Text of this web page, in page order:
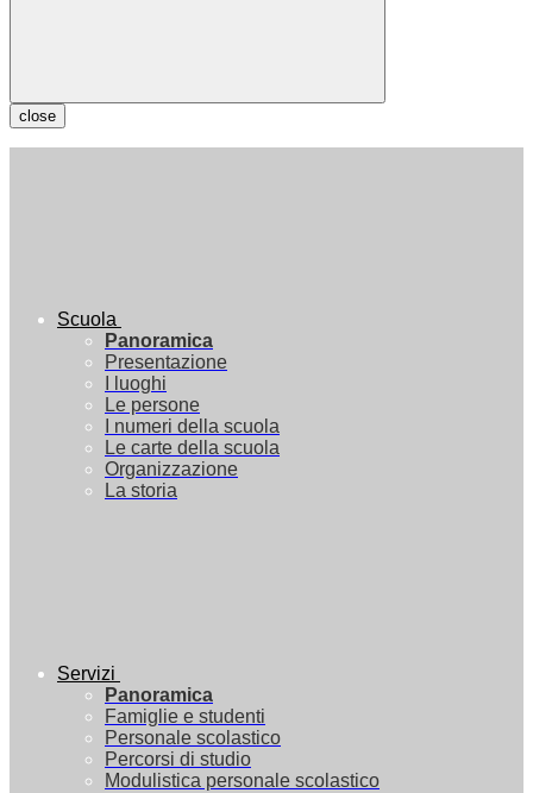
close
Scuola
Panoramica
Presentazione
I luoghi
Le persone
I numeri della scuola
Le carte della scuola
Organizzazione
La storia
Servizi
Panoramica
Famiglie e studenti
Personale scolastico
Percorsi di studio
Modulistica personale scolastico